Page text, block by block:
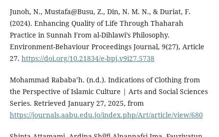
Junoh, N., Mustafa@Busu, Z., Din, N. M. N., & Duriat, F.
(2024). Enhancing Quality of Life Through Thaharah
Practice in Sunnah From al-Dihlawi’s Philosophy.
Environment-Behaviour Proceedings Journal, 9(27), Article
27. https://doi.org/10.21834/e-bpj.v9i27.5738
Mohammad Rababa’h. (n.d.). Indications of Clothing from
the Perspective of Islamic Culture | Arts and Social Sciences
Series. Retrieved January 27, 2025, from
https://journals.aabu.edu.jo/index.php/Art/article/view/680